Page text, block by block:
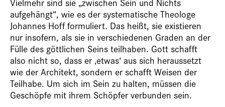
aufgehängt“, wie es der systematische Theologe
Johannes Hoff formuliert. Das heißt, sie existieren
nur insofern, als sie in verschiedenen Graden an der
Fülle des göttlichen Seins teilhaben. Gott schafft
also nicht so, dass er ‚etwas‘ aus sich heraussetzt
wie der Architekt, sondern er schafft Weisen der
Teilhabe. Um sich im Sein zu halten, müssen die
Geschöpfe mit ihrem Schöpfer verbunden sein.